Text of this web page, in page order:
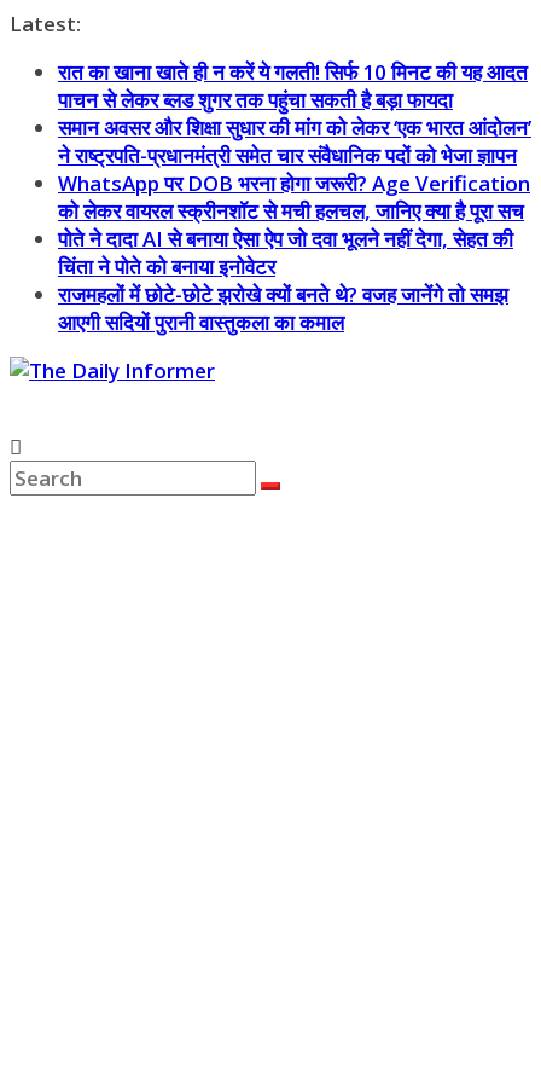
Skip
content
Latest:
रात का खाना खाते ही न करें ये गलती! सिर्फ 10 मिनट की यह आदत
पाचन से लेकर ब्लड शुगर तक पहुंचा सकती है बड़ा फायदा
समान अवसर और शिक्षा सुधार की मांग को लेकर ‘एक भारत आंदोलन’
ने राष्ट्रपति-प्रधानमंत्री समेत चार संवैधानिक पदों को भेजा ज्ञापन
WhatsApp पर DOB भरना होगा जरूरी? Age Verification
को लेकर वायरल स्क्रीनशॉट से मची हलचल, जानिए क्या है पूरा सच
पोते ने दादा AI से बनाया ऐसा ऐप जो दवा भूलने नहीं देगा, सेहत की
चिंता ने पोते को बनाया इनोवेटर
राजमहलों में छोटे-छोटे झरोखे क्यों बनते थे? वजह जानेंगे तो समझ
आएगी सदियों पुरानी वास्तुकला का कमाल